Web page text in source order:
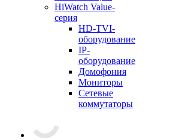
HiWatch Value-
серия
HD-TVI-
оборудование
IP-
оборудование
Домофония
Мониторы
Сетевые
коммутаторы